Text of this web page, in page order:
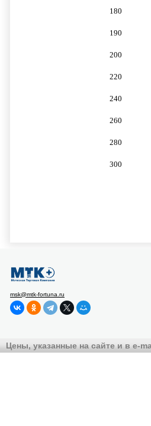
180
190
200
220
240
260
280
300
msk@mtk-fortuna.ru
Цены, указанные на сайте и в e-